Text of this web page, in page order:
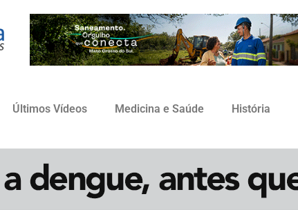
Últimos Vídeos Medicina e Saúde História